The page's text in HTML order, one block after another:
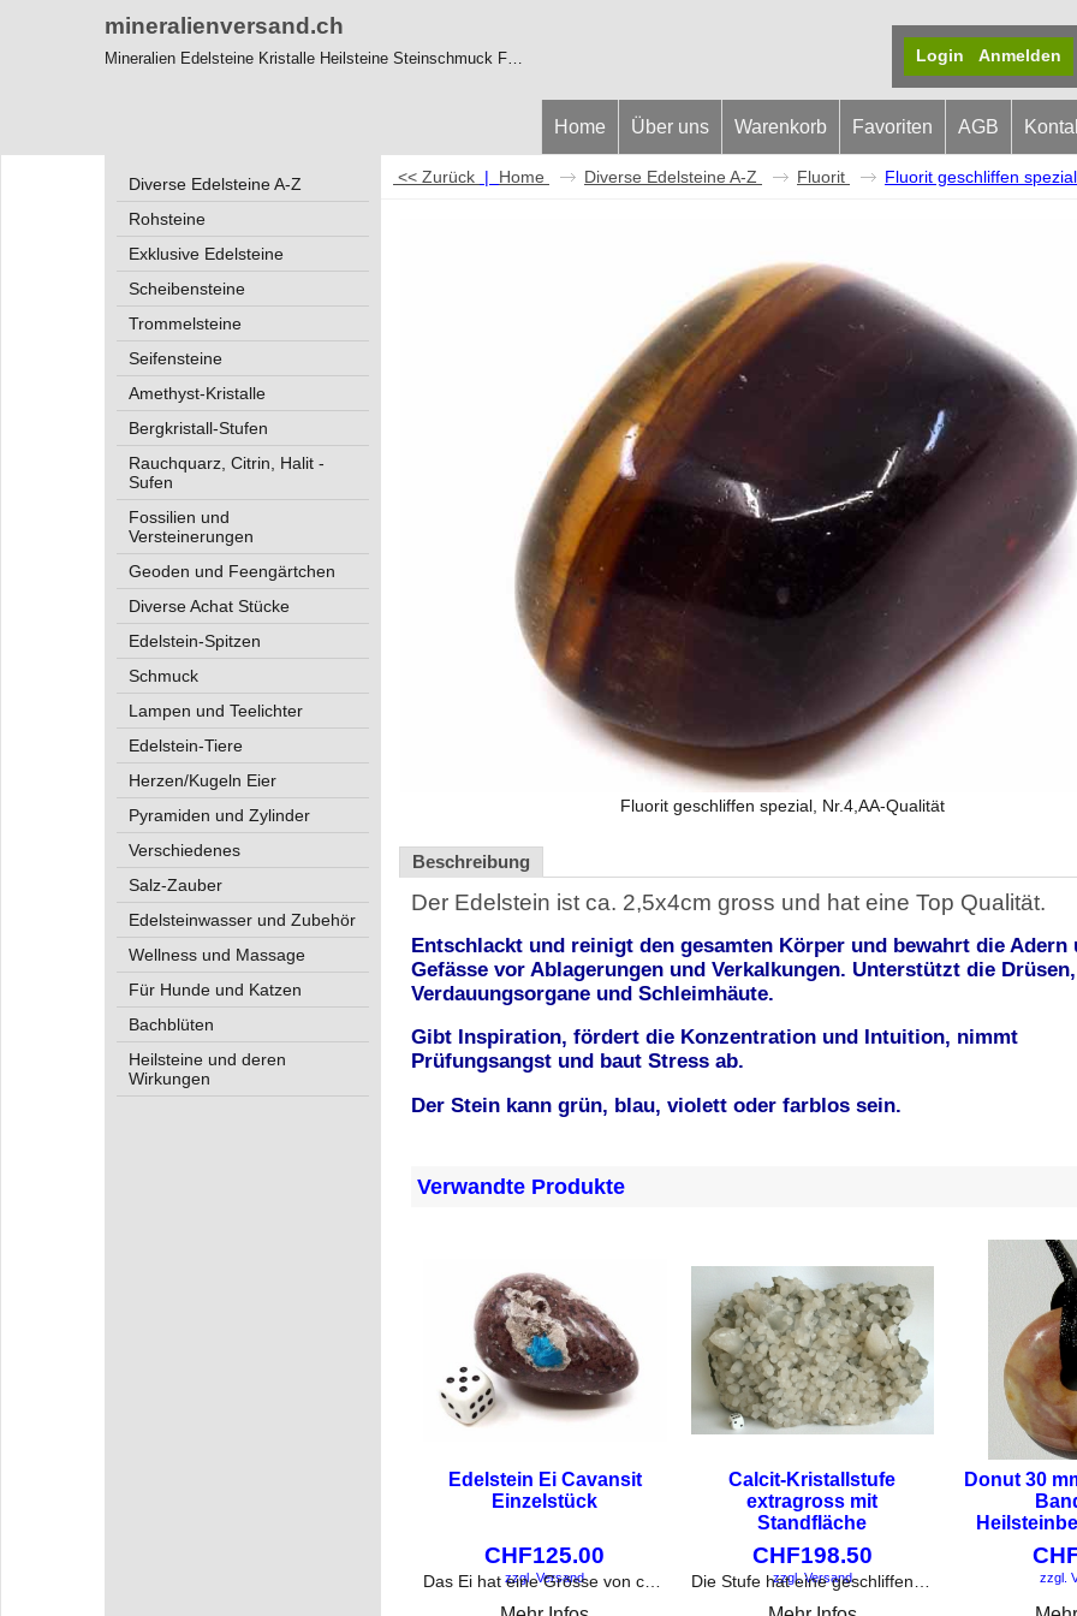
mineralienversand.ch
Mineralien Edelsteine Kristalle Heilsteine Steinschmuck Feng-Shui Login Anmelden
Home Über uns Warenkorb Favoriten AGB
Diverse Edelsteine A-Z
Rohsteine
Exklusive Edelsteine
Scheibensteine
Trommelsteine
Seifensteine
Amethyst-Kristalle
Bergkristall-Stufen
Rauchquarz, Citrin, Halit -
Sufen
Fossilien und
Versteinerungen
Geoden und Feengärtchen
Diverse Achat Stücke
Edelstein-Spitzen
Schmuck
Lampen und Teelichter
Edelstein-Tiere
Herzen/Kugeln Eier
Pyramiden und Zylinder
Verschiedenes
Salz-Zauber
Edelsteinwasser und Zubehör
Wellness und Massage
Für Hunde und Katzen
Bachblüten
Heilsteine und deren
Wirkungen
<< Zurück | Home Diverse Edelsteine A-Z Fluorit Fluorit geschliffen
Fluorit geschliffen spezial, Nr.4,AA-Qualität
Beschreibung
Der Edelstein ist ca. 2,5x4cm gross und hat eine Top Qualität.
Entschlackt und reinigt den gesamten Körper und bewahrt die Adern
Gefässe vor Ablagerungen und Verkalkungen. Unterstützt die Drüsen,
Verdauungsorgane und Schleimhäute.
Gibt Inspiration, fördert die Konzentration und Intuition, nimmt
Prüfungsangst und baut Stress ab.
Der Stein kann grün, blau, violett oder farblos sein.
Verwandte Produkte
Edelstein Ei Cavansit
Einzelstück
CHF125.00
zzgl. Versand Das Ei hat eine Grösse von ca.4x6,5cm.
Calcit-Kristallstufe
extragross mit
Standfläche
CHF198.50
zzgl. Versand Die Stufe hat eine geschliffene Standfläche. Ca. 30 cm breit und ca. 19 cm hoch. Gewicht 6630 g.
Donut 30
zzgl.